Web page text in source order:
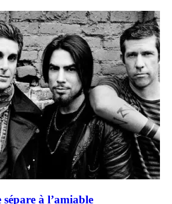
sépare à l’amiable